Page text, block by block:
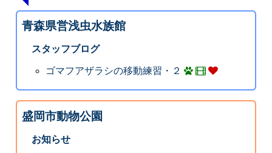
青森県営浅虫水族館
スタッフブログ
ゴマフアザラシの移動練習・２
盛岡市動物公園
お知らせ